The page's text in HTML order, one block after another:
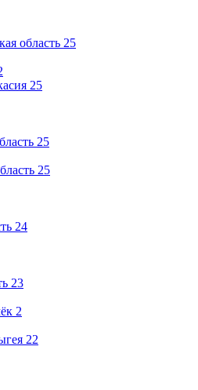
область 25
25
25
25
24
23
2
22